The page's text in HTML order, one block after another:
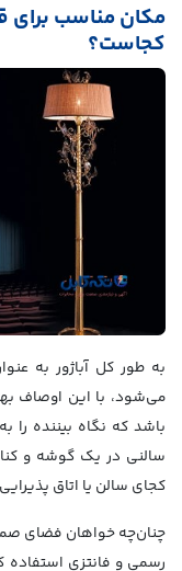
مکان مناسب برای
کجاست؟
به طور کل آباژور به
می‌شود، با این اوصاف
باشد که نگاه بیننده را
سالنی در یک گوشه و
کجای سالن یا اتاق
چنان‌چه خواهان فضای
رسمی و فانتزی استفاده